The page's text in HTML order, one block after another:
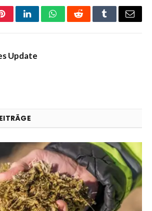
PinterestLinkedInWhatsAppRedditTumblrEmail
Update